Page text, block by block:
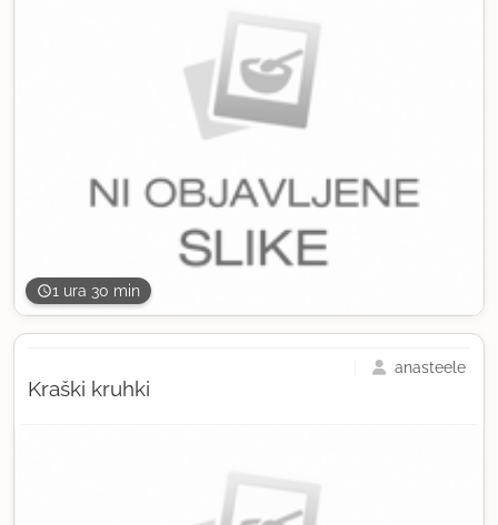
1 ura 30 min
Kraški kruhki
anasteele